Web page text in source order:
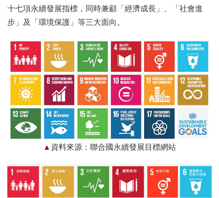
十七項永續發展指標，同時兼顧「經濟成長」、「社會進
步」及「環境保護」等三大面向。
資料來源：聯合國永續發展目標網站